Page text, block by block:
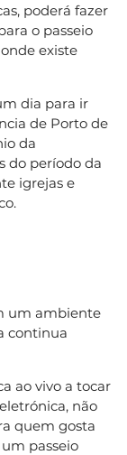
poderá fazer
o passeio
existe
dia para ir
de Porto de
da
do período da
igrejas e
um ambiente
continua
ao vivo a tocar
não
quem gosta
passeio